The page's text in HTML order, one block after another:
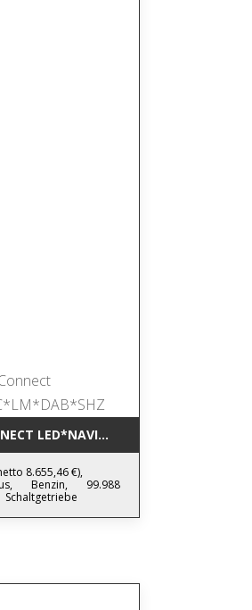
LED*NAVI*ACC*PDC*LM*DAB*SHZ
8.655,46 €),
Benzin,
99.988
Schaltgetriebe